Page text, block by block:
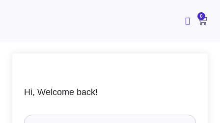
0
Hi, Welcome back!